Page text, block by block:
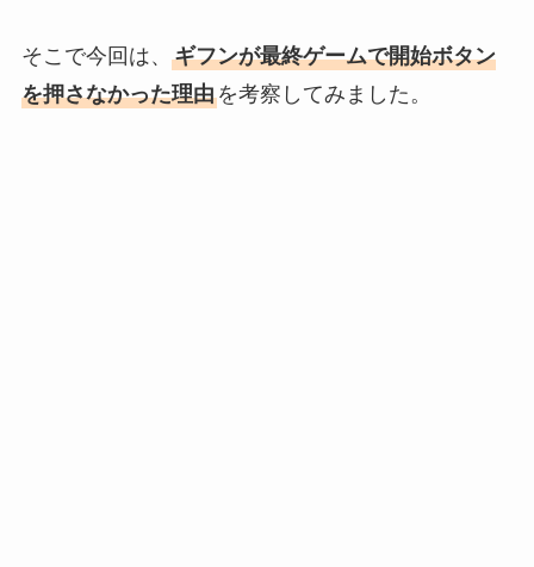
そこで今回は、 ギフンが最終ゲームで開始ボタン
を押さなかった理由を考察してみました。